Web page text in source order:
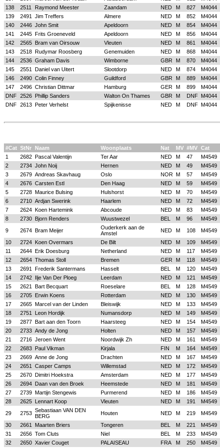
138
2511 Raymond Meester Zaandam NED M 827
M4044
139
2491 Jim Treffers Almere NED M 852
M4044
140
2446 John Smit Apeldoorn NED M 854
M4044
141
2445 Frits Groeneveld Apeldoorn NED M 856
M4044
142
2565 Bram van Oirsouw Vleuten NED M 861
M4044
143
2518 Rudymar Roosberg Genemuiden NED M 868
M4044
144
2536 Graham Davis Wimborne GBR M 870
M4044
145
2551 Daniel van Uitert Slootdorp NED M 874
M4044
146
2490 Colin Finney Guildford GBR M 889
M4044
147
2496 Christian Dittmar Hamburg GER M 899
M4044
DNF 2526 Phillip Sanders Walton On Thames GBR M DNF M4044
DNF 2613 Peter Verhelst Spijkenisse NED M DNF M4044
#Cat StNr Naam Woonplaats Nat MV #MV Cat
1
2682 Pascal Valentijn Ter Aar NED M 47
M4549
2
2734 John Noij Hernen NED M 49
M4549
3
2679 Andreas Skavhaug Oslo NOR M 57
M4549
4
2676 Carsten Estl Den Haag NED M 59
M4549
5
2728 Maurice Bulsing Hulshorst NED M 70
M4549
6
2710 Ardjan Swerink Haarlem NED M 72
M4549
7
2624 Koen Hartemink Abcoude NED M 83
M4549
8
2730 Bjorn Renders Wuustwezel BEL M 96
M4549
9
2674 Bram Meijer
Ouderkerk aan de
Amstel
NED M 108
M4549
10
2724 Koen Overmars De Bilt NED M 109
M4549
11
2644 Erik Doesburg Netherland NED M 117
M4549
12
2654 Thomas Stoll Bremen GER M 118
M4549
13
2691 Frederik Santermans Hasselt BEL M 120
M4549
14
2742 Ilje Van Der Ploeg Leerdam NED M 121
M4549
15
2621 Bart Becquart Roeselare BEL M 128
M4549
16
2705 Erwin Koens Rotterdam NED M 130
M4549
17
2665 Marcel van der Linden Bleiswijk NED M 133
M4549
18
2751 Leon Hordijk Numansdorp NED M 149
M4549
19
2877 Bart aan den Toorn Haarsteeg NED M 154
M4549
20
2733 Andy de Jong Holten NED M 157
M4549
21
2716 Jeroen Went Noordwijk Zh NED M 161
M4549
22
2683 Paul Vikman Kirjala FIN M 164
M4549
23
2669 Anne de Jong Drachten NED M 167
M4549
24
2651 Casper Camps Willemstad NED M 172
M4549
25
2670 Dimitri Hoekstra Amsterdam NED M 177
M4549
26
2694 Daan van den Broek Heemstede NED M 181
M4549
27
2739 Martijn Stengewis Purmerend NED M 186
M4549
28
2625 Lennart Koop Vleuten NED M 191
M4549
29
2753 Sebastiaan VAN DEN
BERG
Houten NED M 219
M4549
30
2661 Maarten Briers Tongeren BEL M 221
M4549
31
2656 Tom Cluts Niel BEL M 233
M4549
32
2650 Xavier Couget PALAISEAU FRA M 250
M4549